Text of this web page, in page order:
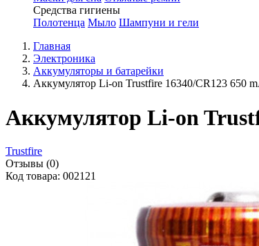
Средства гигиены
Полотенца Мыло Шампуни и гели
Главная
Электроника
Аккумуляторы и батарейки
Аккумулятор Li-on Trustfire 16340/CR123 650
Аккумулятор Li-on
Trustfire
Отзывы (0)
Код товара: 002121